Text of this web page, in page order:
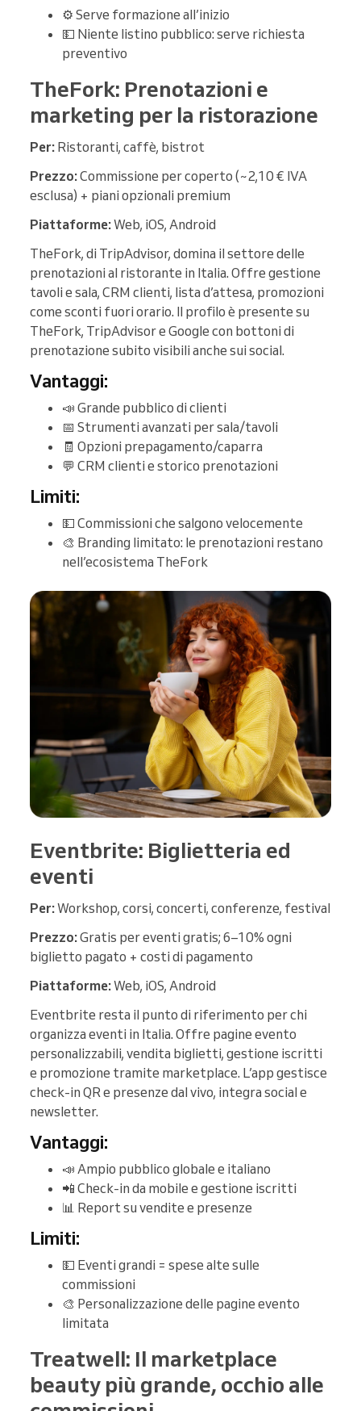
⚙️ Serve formazione all’inizio
💵 Niente listino pubblico: serve richiesta
preventivo
TheFork: Prenotazioni e
marketing per la ristorazione
Per: Ristoranti, caffè, bistrot
Prezzo:Commissione per coperto (~2,10 € IVA
esclusa) + piani opzionali premium
Piattaforme:Web, iOS, Android
TheFork, di TripAdvisor, domina il settore delle
prenotazioni al ristorante in Italia. Offre gestione
tavoli e sala, CRM clienti, lista d’attesa, promozioni
come sconti fuori orario. Il profilo è presente su
TheFork, TripAdvisor e Google con bottoni di
prenotazione subito visibili anche sui social.
Vantaggi:
📣 Grande pubblico di clienti
📅 Strumenti avanzati per sala/tavoli
🧾 Opzioni prepagamento/caparra
💬 CRM clienti e storico prenotazioni
Limiti:
💵 Commissioni che salgono velocemente
🎨 Branding limitato: le prenotazioni restano
nell’ecosistema TheFork
Eventbrite: Biglietteria ed
eventi
Per:Workshop, corsi, concerti, conferenze, festival
Prezzo:Gratis per eventi gratis; 6–10% ogni
biglietto pagato + costi di pagamento
Piattaforme:Web, iOS, Android
Eventbrite resta il punto di riferimento per chi
organizza eventi in Italia. Offre pagine evento
personalizzabili, vendita biglietti, gestione iscritti
e promozione tramite marketplace. L’app gestisce
check-in QR e presenze dal vivo, integra social e
newsletter.
Vantaggi:
📣 Ampio pubblico globale e italiano
📲 Check-in da mobile e gestione iscritti
📊 Report su vendite e presenze
Limiti:
💵 Eventi grandi = spese alte sulle
commissioni
🎨 Personalizzazione delle pagine evento
limitata
Treatwell: Il marketplace
beauty più grande, occhio alle